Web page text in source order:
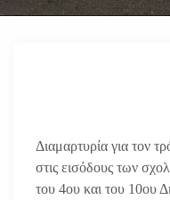
Διαμαρτυρία για τον
στις εισόδους των
του 4ου και του 10ου